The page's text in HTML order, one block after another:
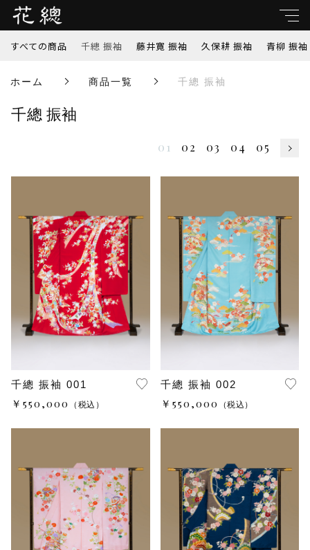
すべての商品 千總 振袖 藤井寛 振袖 久保耕 振袖 青柳 振袖
ホーム 商品一覧 千總 振袖
千總 振袖
01 02 03 04 05
千總 振袖 001
￥550,000 （税込）
千總 振袖 002
￥550,000 （税込）
青柳 振袖
総絞り 振袖
手刺繍 振袖
花總オリジナル振袖
レンタル振袖Ｔサイズ（ＷＥＢ限定商品）
～
並び順
その他